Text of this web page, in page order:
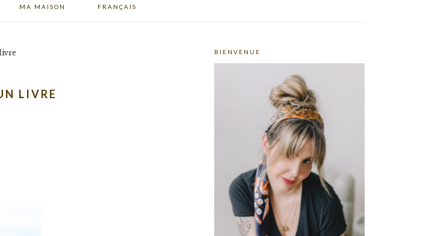
MA MAISON FRANÇAIS
LIVRE
PRIMARY
BIENVENUE